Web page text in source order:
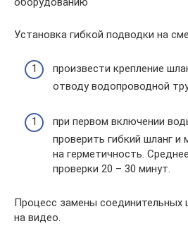
Установка гибкой подводки на
произвести крепление
отводу водопроводной
при первом включении
проверить гибкий шланг и
на герметичность.
проверки 20 – 30 минут.
Процесс замены соединительных
на видео.